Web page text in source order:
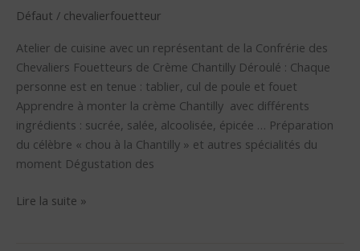
Défaut / chevalierfouetteur
Atelier de cuisine avec un représentant de la Confrérie des
Chevaliers Fouetteurs de Crème Chantilly Déroulé : Chaque
personne est en tenue : tablier, cul de poule et fouet
Apprendre à monter la crème Chantilly avec différents
ingrédients : sucrée, salée, alcoolisée, épicée … Préparation
du célèbre « chou à la Chantilly » et autres spécialités du
moment Dégustation des
de
Chantilly
et
dégustation
Lire la suite »